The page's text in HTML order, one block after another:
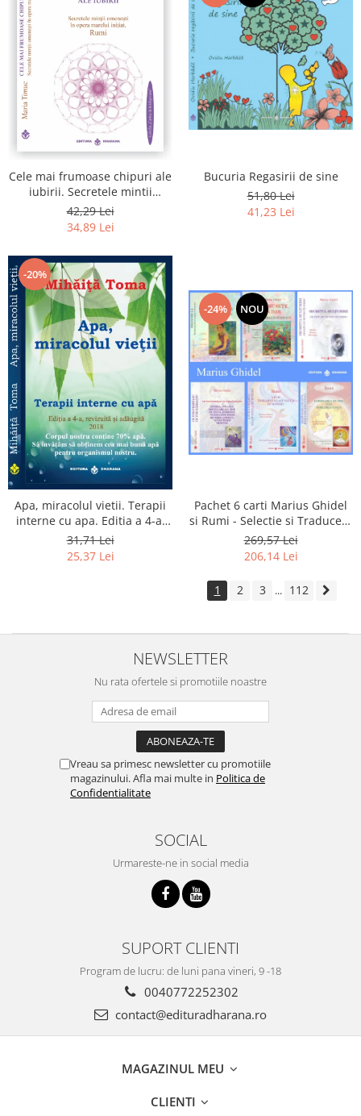
Cele mai frumoase chipuri ale
iubirii. Secretele mintii
omenesti in opera marelui
initiat, Rumi
42,29 Lei
34,89 Lei
Bucuria Regasirii de sine
51,80 Lei
41,23 Lei
-20%
Apa, miracolul vietii. Terapii
interne cu apa. Editia a 4-a,
revizuita si adaugita.
31,71 Lei
25,37 Lei
-24% NOU
Pachet 6 carti Marius Ghidel
si Rumi - Selectie si Traducere
de Marius Ghidel
269,57 Lei
206,14 Lei
1 2 3 ... 112
NEWSLETTER
Nu rata ofertele si promotiile noastre
Vreau sa primesc newsletter cu promotiile
magazinului. Afla mai multe in Politica de
Confidentialitate
SOCIAL
Urmareste-ne in social media
SUPORT CLIENTI
Program de lucru: de luni pana vineri, 9 -18
0040772252302
contact@edituradharana.ro
MAGAZINUL MEU
CLIENTI